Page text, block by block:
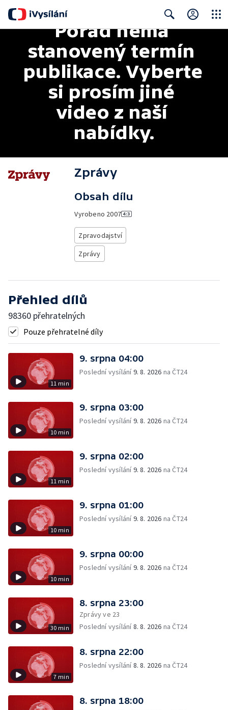
Search
Pořad nemá
stanovený termín
publikace. Vyberte
si prosím jiné
video z naší
nabídky.
Zprávy
Obsah dílu
Vyrobeno 2007
Zpravodajství
Zprávy
Přehled dílů
98360 přehratelných
Pouze přehratelné díly
11 min
9. srpna 04:00
Poslední vysílání9. 8. 2026 na ČT24
10 min
9. srpna 03:00
Poslední vysílání9. 8. 2026 na ČT24
11 min
9. srpna 02:00
Poslední vysílání9. 8. 2026 na ČT24
10 min
9. srpna 01:00
Poslední vysílání9. 8. 2026 na ČT24
10 min
9. srpna 00:00
Poslední vysílání9. 8. 2026 na ČT24
30 min
8. srpna 23:00
Zprávy ve 23
Poslední vysílání8. 8. 2026 na ČT24
7 min
8. srpna 22:00
Poslední vysílání8. 8. 2026 na ČT24
8. srpna 18:00